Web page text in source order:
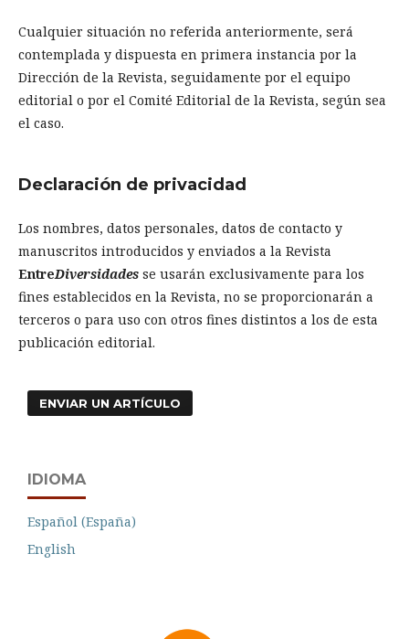
Cualquier situación no referida anteriormente, será
contemplada y dispuesta en primera instancia por la
Dirección de la Revista, seguidamente por el equipo
editorial o por el Comité Editorial de la Revista, según sea
el caso.
Declaración de privacidad
Los nombres, datos personales, datos de contacto y
manuscritos introducidos y enviados a la Revista
EntreDiversidades se usarán exclusivamente para los
fines establecidos en la Revista, no se proporcionarán a
terceros o para uso con otros fines distintos a los de esta
publicación editorial.
ENVIAR UN ARTÍCULO
IDIOMA
Español (España)
English